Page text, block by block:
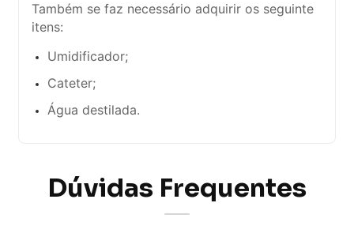
Também se faz necessário adquirir os seguinte
itens:
Umidificador;
Cateter;
Água destilada.
Dúvidas Frequentes